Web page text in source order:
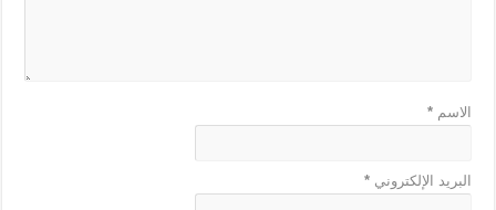
الاسم*
البريد الإلكتروني*